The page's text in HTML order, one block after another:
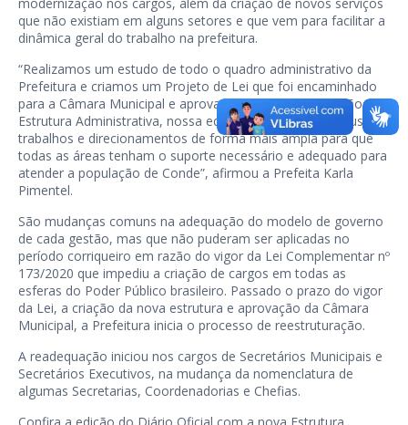
que não existiam em alguns setores e que vem para facilitar a
dinâmica geral do trabalho na prefeitura.
“Realizamos um estudo de todo o quadro administrativo da
Prefeitura e criamos um Projeto de Lei que foi encaminhado
para a Câmara Municipal e aprovado. Com a readequação da
Estrutura Administrativa, nossa equipe vai concentrar seus
trabalhos e direcionamentos de forma mais ampla para que
todas as áreas tenham o suporte necessário e adequado para
atender a população de Conde”, afirmou a Prefeita Karla
Pimentel.
São mudanças comuns na adequação do modelo de governo
de cada gestão, mas que não puderam ser aplicadas no
período corriqueiro em razão do vigor da Lei Complementar nº
173/2020 que impediu a criação de cargos em todas as
esferas do Poder Público brasileiro. Passado o prazo do vigor
da Lei, a criação da nova estrutura e aprovação da Câmara
Municipal, a Prefeitura inicia o processo de reestruturação.
A readequação iniciou nos cargos de Secretários Municipais e
Secretários Executivos, na mudança da nomenclatura de
algumas Secretarias, Coordenadorias e Chefias.